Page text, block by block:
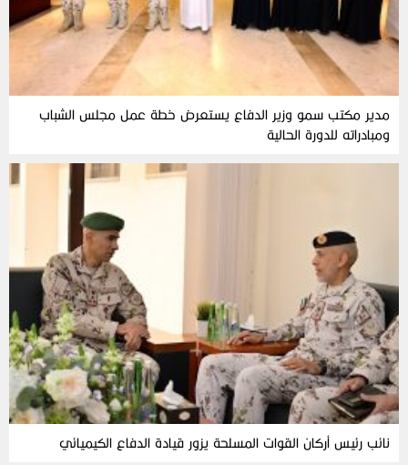
مدير مكتب سمو وزير الدفاع يستعرض خطة عمل مجلس الشباب
ومبادراته للدورة الحالية
نائب رئيس أركان القوات المسلحة يزور قيادة الدفاع الكيميائي